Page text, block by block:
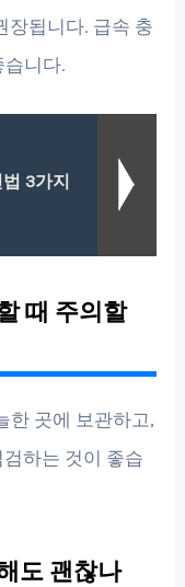
장됩니다. 급속 충
습니다.
3가지
때 주의할
한 곳에 보관하고,
하는 것이 좋습
도 괜찮나